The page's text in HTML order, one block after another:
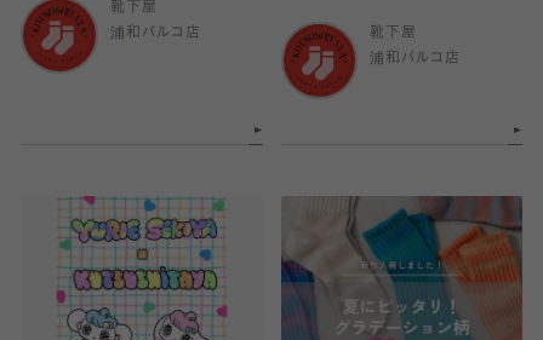
靴下屋
浦和パルコ店
靴下屋
浦和パルコ店